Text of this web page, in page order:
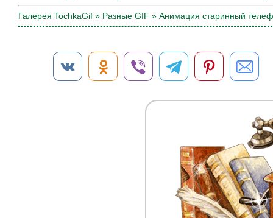
Галерея TochkaGif » Разные GIF » Анимация старинный